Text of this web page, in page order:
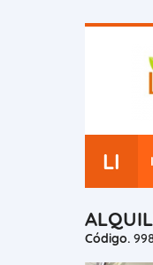
LI
Código.